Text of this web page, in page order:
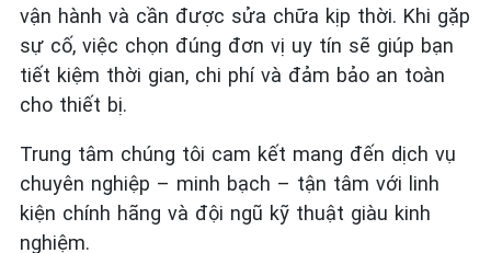
vận hành và cần được sửa chữa kịp thời. Khi gặp
sự cố, việc chọn đúng đơn vị uy tín sẽ giúp bạn
tiết kiệm thời gian, chi phí và đảm bảo an toàn
cho thiết bị.
Trung tâm chúng tôi cam kết mang đến dịch vụ
chuyên nghiệp – minh bạch – tận tâm với linh
kiện chính hãng và đội ngũ kỹ thuật giàu kinh
nghiệm.